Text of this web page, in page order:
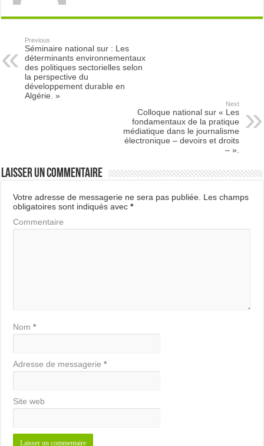
Previous
Séminaire national sur : Les
déterminants environnementaux
des politiques sectorielles selon
la perspective du
développement durable en
Algérie. »
Next
Colloque national sur « Les
fondamentaux de la pratique
médiatique dans le journalisme
électronique – devoirs et droits
– ».
Laisser un commentaire
Votre adresse de messagerie ne sera pas publiée. Les champs
obligatoires sont indiqués avec*
Commentaire
Nom*
Adresse de messagerie*
Site web